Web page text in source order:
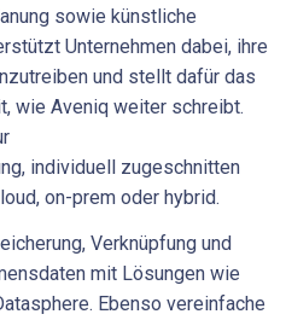
sowie künstliche
Unternehmen dabei, ihre
und stellt dafür das
wie Aveniq weiter schreibt.
individuell zugeschnitten
on-prem oder hybrid.
Verknüpfung und
mit Lösungen wie
Ebenso vereinfache